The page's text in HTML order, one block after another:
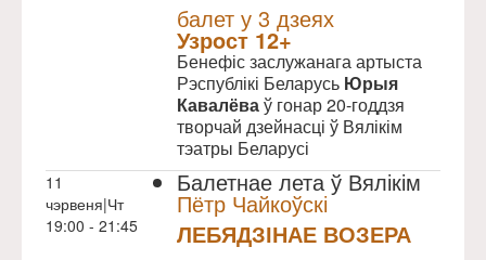
балет у 3 дзеях
Узрoст 12+
Бенефіс заслужанага артыста
Рэспублікі Беларусь Юрыя
Кавалёваў гонар 20-годдзя
творчай дзейнасці ў Вялікім
тэатры Беларусі
11
чэрвеня|Чт
19:00 - 21:45
Балетнае лета ў Вялікім
Пётр Чайкоўскі
ЛЕБЯДЗІНАЕ ВОЗЕРА